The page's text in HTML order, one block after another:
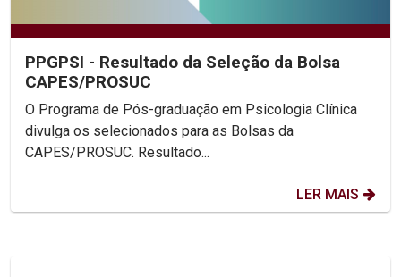
PPGPSI - Resultado da Seleção da Bolsa
CAPES/PROSUC
O Programa de Pós-graduação em Psicologia Clínica
divulga os selecionados para as Bolsas da
CAPES/PROSUC. Resultado...
LER MAIS